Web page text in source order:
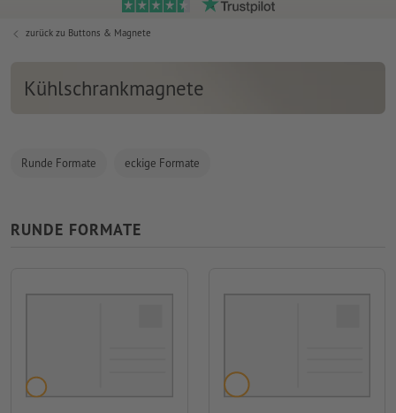
zurück zu Buttons & Magnete
Kühlschrankmagnete
Runde Formate eckige Formate
RUNDE FORMATE